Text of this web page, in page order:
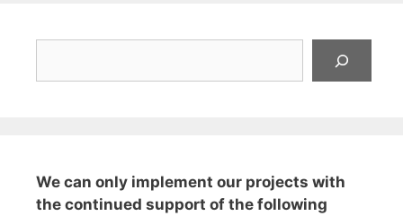
We can only implement our projects with
the continued support of the following